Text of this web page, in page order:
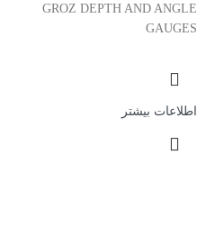
GROZ DEPTH AND ANGLE
GAUGES
اطلاعات بیشتر